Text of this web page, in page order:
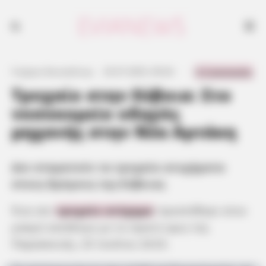
Τροχαίο στην Εύβοια: Στο
νοσοκομείο οδηγός
μηχανής στην Νέα Αρτάκη
Δεν σταματούν τα τροχαία ατυχήματα
τροχαίο ατύχημα